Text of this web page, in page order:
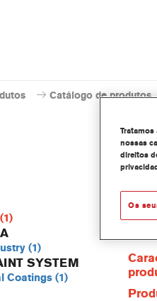
Catálogo de produtos
(1)
(1)
SYSTEM
Coatings (1)
nossas
direitos
Os